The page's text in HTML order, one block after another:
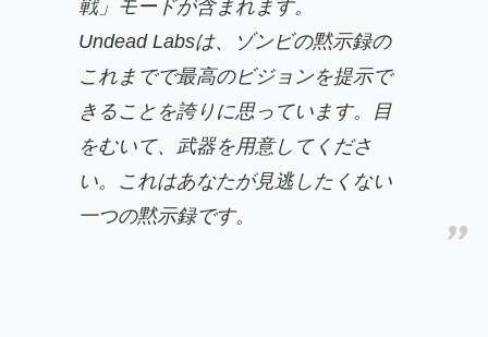
戦」モードが含まれます。
Undead Labsは、ゾンビの黙示録の
これまでで最高のビジョンを提示で
きることを誇りに思っています。目
をむいて、武器を用意してくださ
い。これはあなたが見逃したくない
一つの黙示録です。